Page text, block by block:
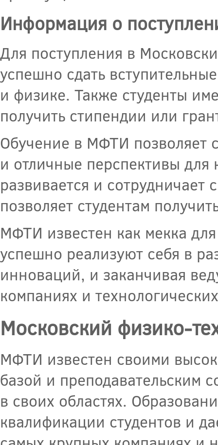
Информация о
Для поступления в
успешно сдать
и физике. Также студенты
получить стипендии или
Обучение в МФТИ позволяет
и отличные перспективы для
развивается и
позволяет студентам
МФТИ известен как мекка
успешно реализуют себя в
инноваций, и заканчивая
компаниях и
Московский физико-
МФТИ известен своими
базой и преподавательским
в своих областях.
квалификации студентов и